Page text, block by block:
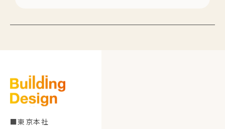
■東京本社